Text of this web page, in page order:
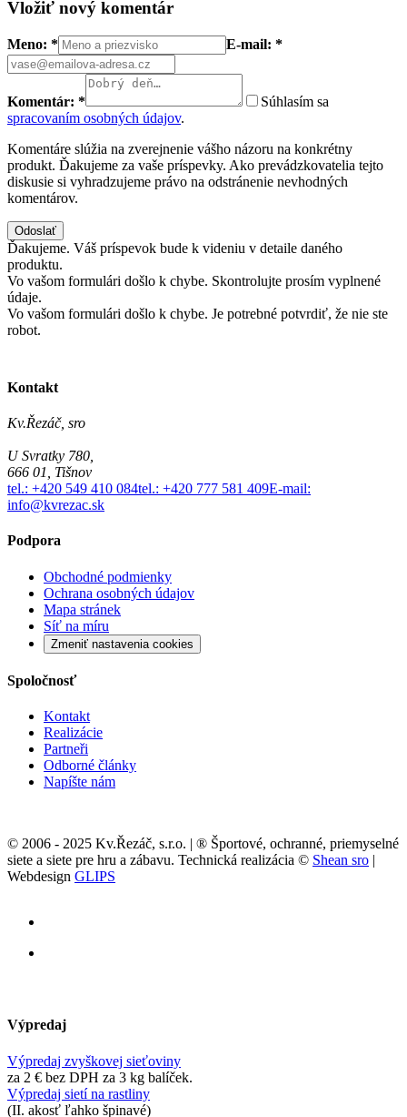
Vložiť nový komentár
Meno: * E-mail: *
Komentár: *
Súhlasím sa
spracovaním osobných údajov.
Komentáre slúžia na zverejnenie vášho názoru na konkrétny
produkt. Ďakujeme za vaše príspevky. Ako prevádzkovatelia tejto
diskusie si vyhradzujeme právo na odstránenie nevhodných
komentárov.
Odoslať
Ďakujeme. Váš príspevok bude k videniu v detaile daného
produktu.
Vo vašom formulári došlo k chybe. Skontrolujte prosím vyplnené
údaje.
Vo vašom formulári došlo k chybe. Je potrebné potvrdiť, že nie ste
robot.
Kontakt
Kv.Řezáč, sro
U Svratky 780,
666 01, Tišnov
tel.: +420 549 410 084tel.: +420 777 581 409E-mail:
info@kvrezac.sk
Podpora
Obchodné podmienky
Ochrana osobných údajov
Mapa stránek
Síť na míru
Zmeniť nastavenia cookies
Spoločnosť
Kontakt
Realizácie
Partneři
Odborné články
Napíšte nám
© 2006 - 2025 Kv.Řezáč, s.r.o. | ® Športové, ochranné, priemyselné
siete a siete pre hru a zábavu. Technická realizácia © Shean sro |
Webdesign GLIPS
Výpredaj
Výpredaj zvyškovej sieťoviny
za 2 € bez DPH za 3 kg balíček.
Výpredaj sietí na rastliny
(II. akosť ľahko špinavé)